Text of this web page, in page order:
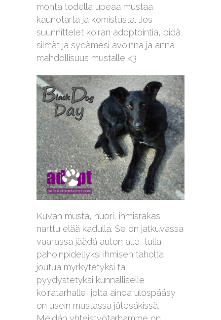
monta todella upeaa mustaa
kaunotarta ja komistusta. Jos
suunnittelet koiran adoptointia, pidä
silmät ja sydämesi avoinna ja anna
mahdollisuus mustalle <3
Kuvan musta, nuori, ihmisrakas
narttu elää kadulla. Se on jatkuvassa
vaarassa jäädä auton alle, tulla
pahoinpidellyksi ihmisen taholta,
joutua myrkytetyksi tai
pyydystetyksi kunnalliselle
koiratarhalle, jolta ainoa ulospääsy
on usein mustassa jätesäkissä.